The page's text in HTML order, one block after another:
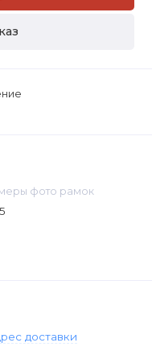
фото рамок
доставки